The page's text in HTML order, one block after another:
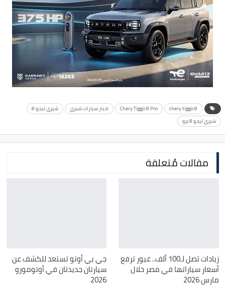
chery tiggo 8
Chery Tiggo 8 Pro اخبار سيارات شيري
شيري تيجو 8
شيري تيجو 8 برو
مقالات مُتعلقة
زيادات تصل لـ100 ألف.. غبور ترفع
أسعار سياراتها في مصر خلال
مارس 2026
جي بي أوتو تستعد للكشف عن
سيارتان جديدتان في أوتومورو
2026